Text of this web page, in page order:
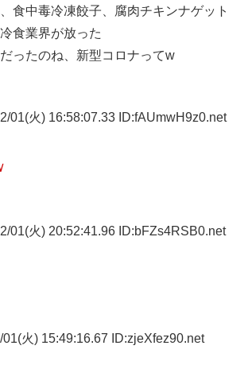
食中毒冷凍餃子、腐肉チキンナゲット
食業界が放った
ったのね、新型コロナってw
01(火) 16:58:07.33 ID:fAUmwH9z0.net
01(火) 20:52:41.96 ID:bFZs4RSB0.net
01(火) 15:49:16.67 ID:zjeXfez90.net